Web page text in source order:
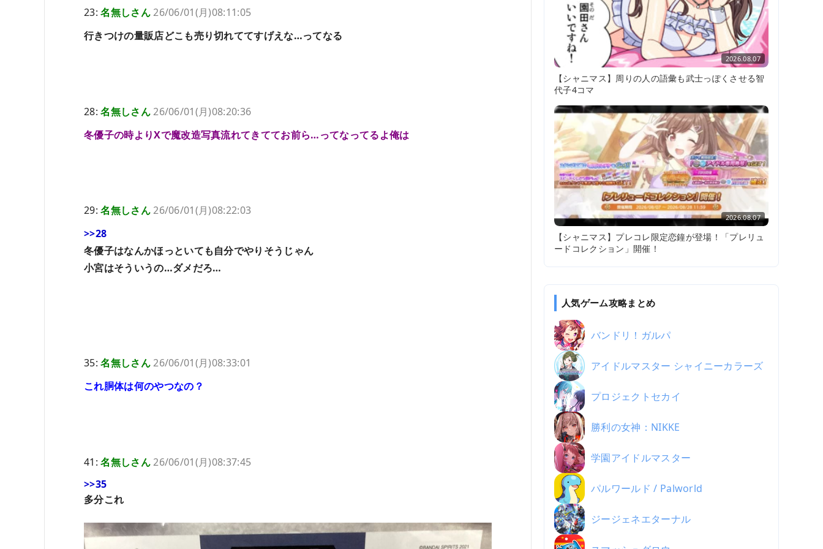
23:名無しさん26/06/01(月)08:11:05
行きつけの量販店どこも売り切れててすげえな…ってなる
28:名無しさん26/06/01(月)08:20:36
冬優子の時よりXで魔改造写真流れてきててお前ら…ってなってるよ俺は
29:名無しさん26/06/01(月)08:22:03
>>28
冬優子はなんかほっといても自分でやりそうじゃん
小宮はそういうの…ダメだろ…
35:名無しさん26/06/01(月)08:33:01
これ胴体は何のやつなの？
41:名無しさん26/06/01(月)08:37:45
>>35
多分これ
2026.08.07
【シャニマス】周りの人の語彙も武士っぽくさせる智
代子4コマ
2026.08.07
【シャニマス】プレコレ限定恋鐘が登場！「プレリュ
ードコレクション」開催！
人気ゲーム攻略まとめ
バンドリ！ガルパ
アイドルマスター シャイニーカラーズ
プロジェクトセカイ
勝利の女神：NIKKE
学園アイドルマスター
パルワールド / Palworld
ジージェネエターナル